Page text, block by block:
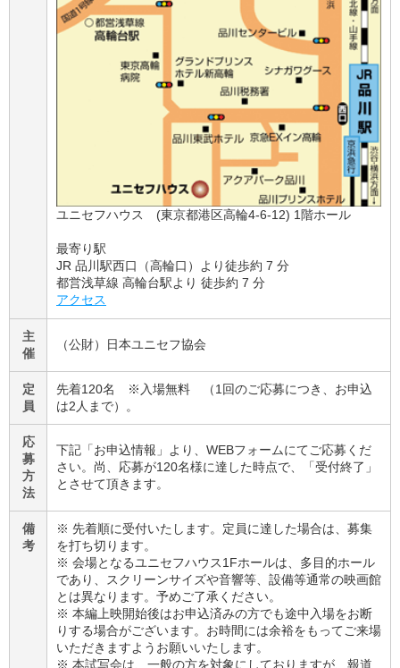
ユニセフハウス (東京都港区高輪4-6-12) 1階ホール
最寄り駅
JR 品川駅西口（高輪口）より徒歩約 7 分
都営浅草線 高輪台駅より 徒歩約 7 分
アクセス
主
催
（公財）日本ユニセフ協会
定
員
先着120名 ※入場無料 （1回のご応募につき、お申込
は2人まで）。
応
募
方
法
下記「お申込情報」より、WEBフォームにてご応募くだ
さい。尚、応募が120名様に達した時点で、「受付終了」
とさせて頂きます。
備
考
※ 先着順に受付いたします。定員に達した場合は、募集
を打ち切ります。
※ 会場となるユニセフハウス1Fホールは、多目的ホール
であり、スクリーンサイズや音響等、設備等通常の映画館
とは異なります。予めご了承ください。
※ 本編上映開始後はお申込済みの方でも途中入場をお断
りする場合がございます。お時間には余裕をもってご来場
いただきますようお願いいたします。
※ 本試写会は、一般の方を対象にしておりますが、報道